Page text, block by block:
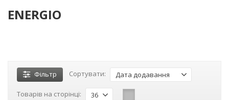
ENERGIO
Фільтр Сортувати: Дата додавання
Товарів на сторінці: 36